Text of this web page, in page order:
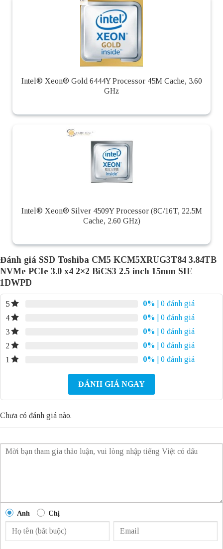
Intel® Xeon® Gold 6444Y Processor 45M Cache, 3.60
GHz
Intel® Xeon® Silver 4509Y Processor (8C/16T, 22.5M
Cache, 2.60 GHz)
Đánh giá SSD Toshiba CM5 KCM5XRUG3T84 3.84TB
NVMe PCIe 3.0 x4 2×2 BiCS3 2.5 inch 15mm SIE
1DWPD
5 0%
| 0 đánh giá
4
0%
| 0 đánh giá
3
0%
| 0 đánh giá
2
0%
| 0 đánh giá
1
0% | 0 đánh giá
ĐÁNH GIÁ NGAY
Chưa có đánh giá nào.
Anh Chị